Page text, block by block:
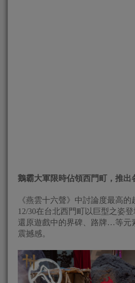
鵝霸大軍限時佔領西門町，推出
《燕雲十六聲》中討論度最高的
12/30在台北西門町以巨型之姿
還原遊戲中的界碑、路牌…等元
震撼感。